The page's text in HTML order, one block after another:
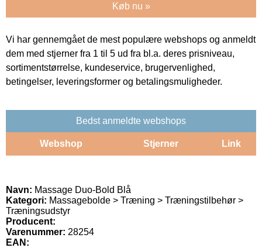
Køb nu »
Vi har gennemgået de mest populære webshops og anmeldt
dem med stjerner fra 1 til 5 ud fra bl.a. deres prisniveau,
sortimentstørrelse, kundeservice, brugervenlighed,
betingelser, leveringsformer og betalingsmuligheder.
Bedst anmeldte webshops
Webshop Stjerner Link
Navn: Massage Duo-Bold Blå
Kategori: Massagebolde > Træning > Træningstilbehør >
Træningsudstyr
Producent:
Varenummer: 28254
EAN: